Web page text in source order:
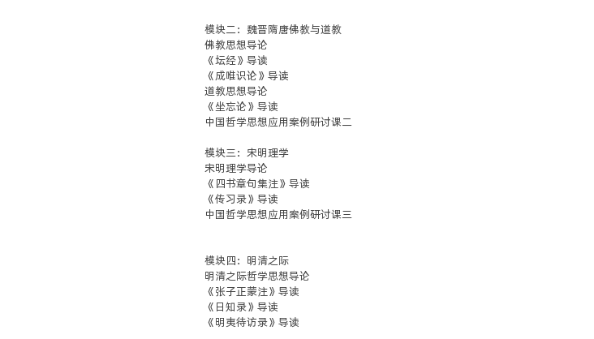
模块二：魏晋隋唐佛教与道教
佛教思想导论
《坛经》导读
《成唯识论》导读
道教思想导论
《坐忘论》导读
中国哲学思想应用案例研讨课二
模块三：宋明理学
宋明理学导论
《四书章句集注》导读
《传习录》导读
中国哲学思想应用案例研讨课三
模块四：明清之际
明清之际哲学思想导论
《张子正蒙注》导读
《日知录》导读
《明夷待访录》导读